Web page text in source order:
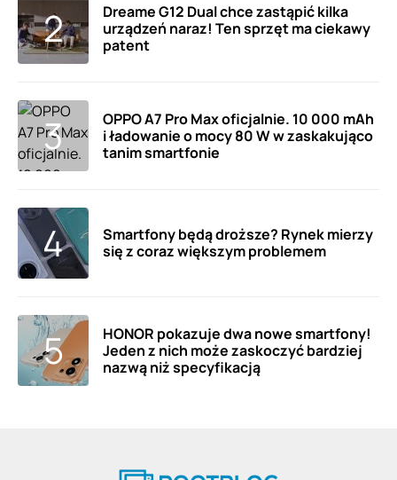
Dreame G12 Dual chce zastąpić kilka
urządzeń naraz! Ten sprzęt ma ciekawy
patent
OPPO A7 Pro Max oficjalnie. 10 000 mAh
i ładowanie o mocy 80 W w zaskakująco
tanim smartfonie
Smartfony będą droższe? Rynek mierzy
się z coraz większym problemem
HONOR pokazuje dwa nowe smartfony!
Jeden z nich może zaskoczyć bardziej
nazwą niż specyfikacją